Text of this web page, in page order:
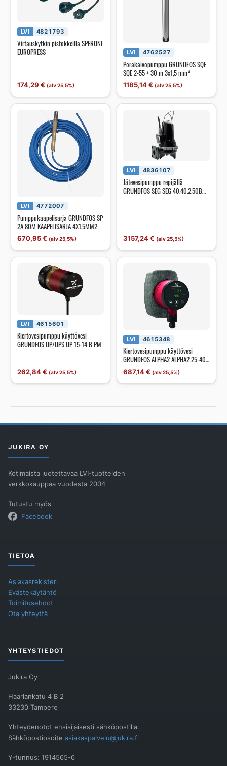
LVI 4821793
Virtauskytkin pistokkeilla SPERONI
EUROPRESS
174,29 € (alv 25,5%)
LVI 4762527
Porakaivopumppu GRUNDFOS SQE
SQE 2-55 + 30 m 3x1,5 mm²
1185,14 € (alv 25,5%)
LVI 4772007
Pumppukaapelisarja GRUNDFOS SP
2A 80M KAAPELISARJA 4X1,5MM2
670,95 € (alv 25,5%)
LVI 4836107
Jätevesipumppu repijällä
GRUNDFOS SEG SEG 40.40.2.50B
3157,24 € (alv 25,5%)
LVI 4615601
Kiertovesipumppu käyttövesi
GRUNDFOS UP/UPS UP 15-14 B PM
262,84 € (alv 25,5%)
LVI 4615348
Kiertovesipumppu käyttövesi
GRUNDFOS ALPHA2 ALPHA2 25-40
N 180 1x230V 50Hz
687,14 € (alv 25,5%)
JUKIRA OY
Kotimaista luotettavaa LVI-tuotteiden
verkkokauppaa vuodesta 2004
Tutustu myös
Facebook
TIETOA
Asiakasrekisteri
Evästekäytäntö
Toimitusehdot
Ota yhteyttä
YHTEYSTIEDOT
Jukira Oy
Haarlankatu 4 B 2
33230 Tampere
Yhteydenotot ensisijaisesti sähköpostilla.
Sähköpostiosoite asiakaspalvelu@jukira.fi
Y-tunnus: 1914565-6